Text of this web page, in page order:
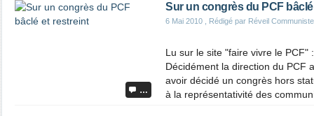
…
Sur un congrès du PCF
6 Mai 2010 , Rédigé par Réveil Communiste
Lu sur le site "faire vivre le
Décidément la direction du PCF
avoir décidé un congrès hors
à la représentativité des